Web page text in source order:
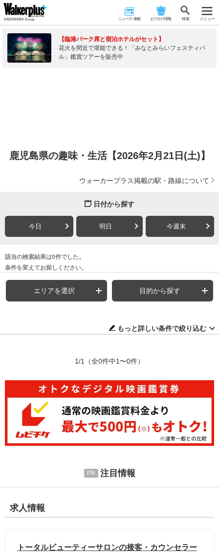
ニュース･連載 おでかけ情報 検 索 メニュー
【臨港パーク席と宿泊ホテルがセット】
花火を間近で堪能できる！「みなとみらいフェスティバ
ル」鑑賞ツアーを販売中
鹿児島県の趣味・生活【2026年2月21日(土)】
ウォーカープラス掲載の駅・路線について
日付から探す
今日 明日 今週末
該当の検索結果は0件でした。
条件を変えてお探しください。
エリアを選択 目的から探す
もっと詳しい条件で絞り込む
1/1 （全0件中1〜0件）
注目情報
求人情報
トータルビューティーサロンの接客・カウンセラー